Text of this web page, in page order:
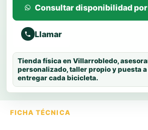
Consultar disponibilidad
Llamar
Tienda física en Villarrobledo,
personalizado, taller propio y puesta
entregar cada bicicleta.
FICHA TÉCNICA